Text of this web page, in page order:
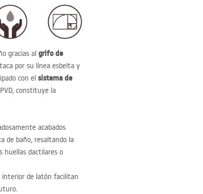
gracias al grifo de
por su línea esbelta y
con el sistema de
PVD, constituye la
acabados
de baño, resaltando la
huellas dactilares o
interior de latón facilitan